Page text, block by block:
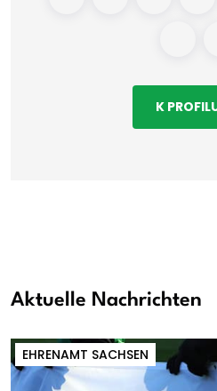
K
Aktuelle Nachrichten
EHRENAMT SACHSEN